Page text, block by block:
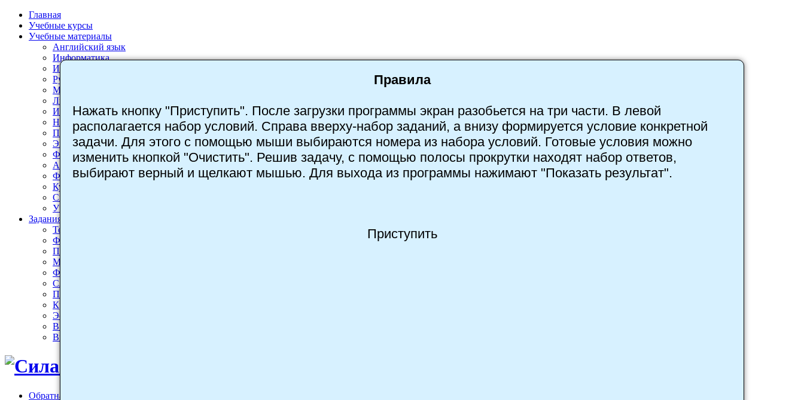
Главная
Учебные курсы
Учебные материалы
Английский язык
Информатика
Информационные технологии
Русский язык
Математика
Литература
История
Немецкий язык
Педагогика
Экономика
Физика
Астрономия
Физкультура
Кубановедение
Спортивный туризм
Учебные игры
Задания
Тест знаний
Фасетный тест
Поле знаний
Матрица знаний
Формула знаний
Словарь знаний
Пробелы в знаниях
Кроссворд знаний
Эстафета знаний
В поисках знаний
Выручи царевну. Математический тренажер. 1 класс
Обратная связь
Правила
Нажать кнопку "Приступить". После загрузки программы экран разобьется на три части. В левой
располагается набор условий. Справа вверху-набор заданий, а внизу формируется условие конкретной
задачи. Для этого с помощью мыши выбираются номера из набора условий. Готовые условия можно
изменить кнопкой "Очистить". Решив задачу, с помощью полосы прокрутки находят набор ответов,
выбирают верный и щелкают мышью. Для выхода из программы нажимают "Показать результат".
Приступить